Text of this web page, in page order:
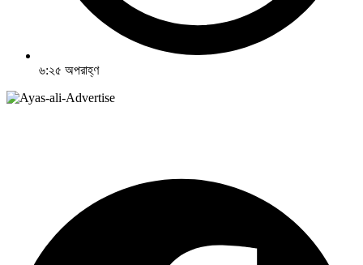
৬:২৫ অপরাহ্ণ